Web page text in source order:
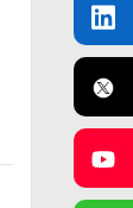
ᲤᲐᲡᲘ